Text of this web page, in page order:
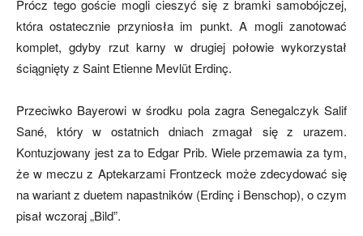
Prócz tego goście mogli cieszyć się z bramki samobójczej,
która ostatecznie przyniosła im punkt. A mogli zanotować
komplet, gdyby rzut karny w drugiej połowie wykorzystał
ściągnięty z Saint Etienne Mevlüt Erdinç.
Przeciwko Bayerowi w środku pola zagra Senegalczyk Salif
Sané, który w ostatnich dniach zmagał się z urazem.
Kontuzjowany jest za to Edgar Prib. Wiele przemawia za tym,
że w meczu z Aptekarzami Frontzeck może zdecydować się
na wariant z duetem napastników (Erdinç i Benschop), o czym
pisał wczoraj „Bild”.